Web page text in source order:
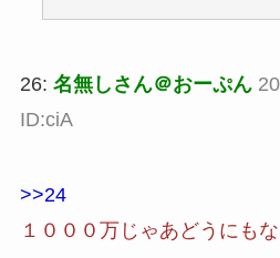
26: 名無しさん＠おーぷん
ID:ciA
>>24
１０００万じゃあどうにも